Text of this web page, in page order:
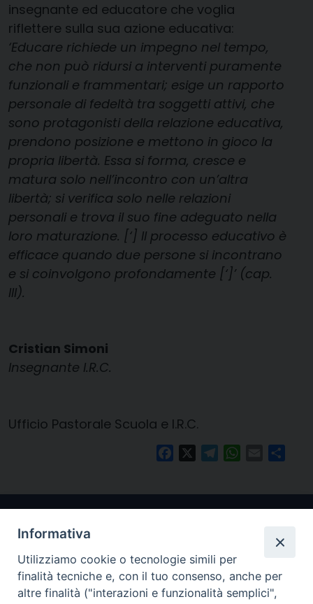
insegnante ed educatore che voglia
riflettere sulla sua azione educativa:
‘Educare richiede un impegno nel tempo,
che non può ridursi a interventi puramente
funzionali e frammentari; esige un rapporto
personale di fedeltà tra soggetti attivi, che
sono protagonisti della relazione educativa,
prendono posizione e mettono in gioco la
propria libertà. Essa si forma, cresce e
matura solo nell’incontro con un’altra
libertà; si verifica solo nelle relazioni
personali e trova il suo fine adeguato nella
loro maturazione. [‘] Il processo educativo è
efficace quando due persone si incontrano
e si coinvolgono profondamente [‘]’ (cap.
III).
Cristian Simoni
Insegnante I.R.C.
Ufficio Pastorale Scuola e I.R.C.
FacebookTelegramWhatsApp
Email
Informativa
Utilizziamo cookie o tecnologie simili per
finalità tecniche e, con il tuo consenso, anche per
altre finalità ("interazioni e funzionalità semplici",